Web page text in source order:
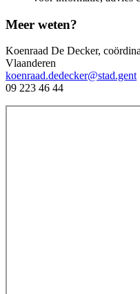
Meer weten?
Koenraad De Decker,
Vlaanderen
koenraad.dedecker@stad.gent
09 223 46 44